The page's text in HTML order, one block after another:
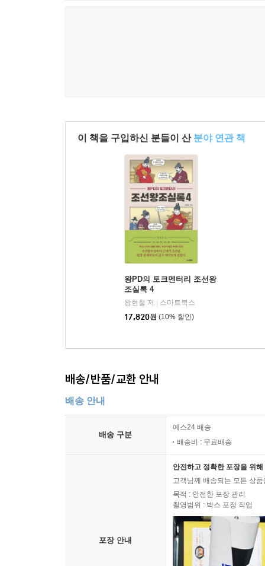
인간은 전쟁의 위기에서 그 본모습이 드러난다.
임진·정유재란 전쟁 참여자들의 진면목을 보여주
역사는 사건과 인물을 만들고, 사건과 인물은 역
않다. 『왕PD의 토크멘터리 조선왕조실록』은
키워줄 뿐 아니라 우리가 무심코 넘긴 사건과 인
이 책을 구입하신 분들이 산 분야 연관 책
왕PD의 토크멘터리 조선왕
조실록 4
왕현철 저
스마트북스
17,820원 (10% 할인)
배송/반품/교환 안내
배송 안내
배송 구분
예스24 배송
배송비 : 무료배송
포장 안내
안전하고 정확한 포장을 위
고객님께 배송되는 모든 상
목적 : 안전한 포장 관리
촬영범위 : 박스 포장 작업